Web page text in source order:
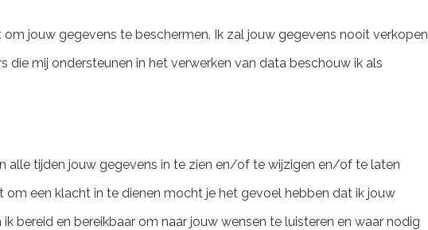
jouw gegevens te beschermen. Ik zal jouw gegevens nooit verkopen
die mij ondersteunen in het verwerken van data beschouw ik als
alle tijden jouw gegevens in te zien en/of te wijzigen en/of te laten
om een klacht in te dienen mocht je het gevoel hebben dat ik jouw
bereid en bereikbaar om naar jouw wensen te luisteren en waar nodig